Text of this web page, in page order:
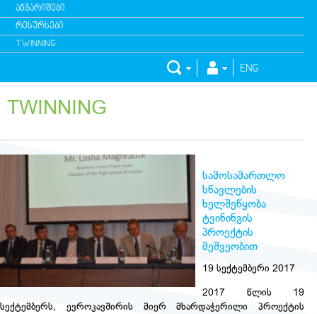
ᲐᲜᲒᲐᲠᲘᲨᲔᲑᲘ
ᲠᲔᲡᲣᲠᲡᲔᲑᲘ
TWINNING
ENG
TWINNING
სამოსამართლო
სწავლების
ხელშეწყობა
ტვინინგის
პროექტის
მეშვეობით
19 სექტემბერი 2017
2017 წლის 19
სექტემბერს, ევროკავშირის მიერ მხარდაჭერილი პროექტის